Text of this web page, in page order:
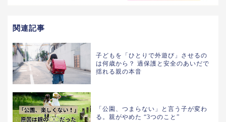
関連記事
子どもを「ひとりで外遊び」させるの
は何歳から？ 過保護と安全のあいだで
揺れる親の本音
「公園、つまらない」と言う子が変わ
る。親がやめた “3つのこと”